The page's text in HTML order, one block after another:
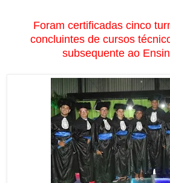
Foram certificadas cinco
concluintes de cursos
subsequente ao